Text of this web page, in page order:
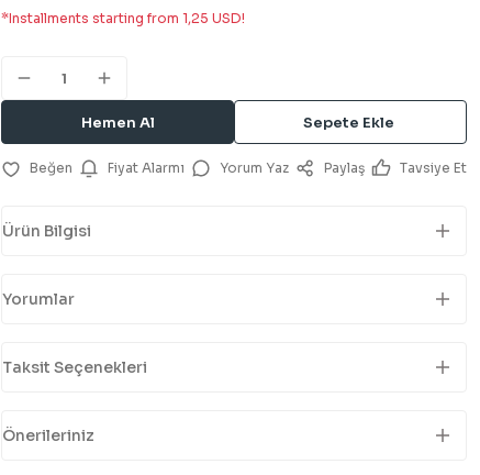
*Installments starting from 1,25 USD!
Hemen Al Sepete Ekle
Fiyat Alarmı Yorum Yaz Paylaş Tavsiye Et
Ürün Bilgisi
Yorumlar
Taksit Seçenekleri
Önerileriniz